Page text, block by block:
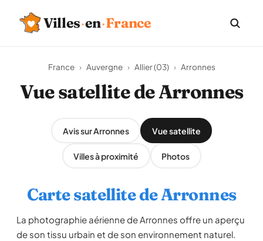
Villes·en·France
France › Auvergne › Allier (03) › Arronnes
Vue satellite de Arronnes
Avis sur Arronnes Vue satellite
Villes à proximité Photos
Carte satellite de Arronnes
La photographie aérienne de Arronnes offre un aperçu
de son tissu urbain et de son environnement naturel.